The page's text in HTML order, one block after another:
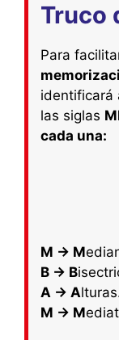
Truco
Para
identificará
las siglas
cada una:
M → M
B → B
A → A
M → M